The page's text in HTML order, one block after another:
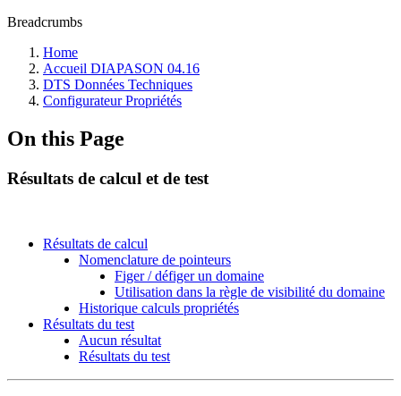
Breadcrumbs
Home
Accueil DIAPASON 04.16
DTS Données Techniques
Configurateur Propriétés
On this Page
Résultats de calcul et de test
Résultats de calcul
Nomenclature de pointeurs
Figer / défiger un domaine
Utilisation dans la règle de visibilité du domaine
Historique calculs propriétés
Résultats du test
Aucun résultat
Résultats du test